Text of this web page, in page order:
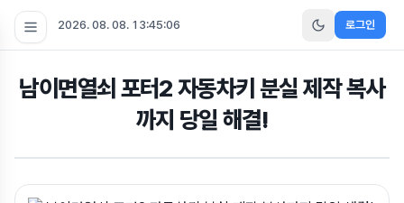
2026. 08. 08. 13:45:07 로그인
남이면열쇠 포터2 자동차키 분실 제작 복사
까지 당일 해결!